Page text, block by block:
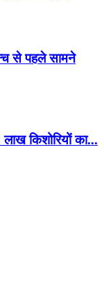
से पहले सामने
किशोरियों का...